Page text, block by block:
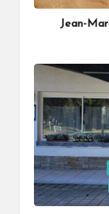
Jean-
Posted
in